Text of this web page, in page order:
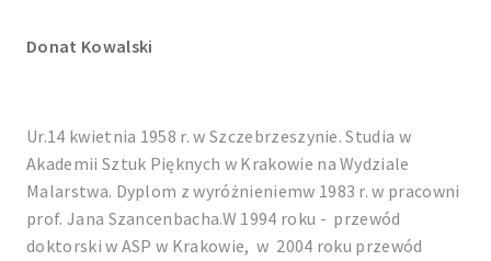
Donat Kowalski
Ur.14 kwietnia 1958 r. w Szczebrzeszynie. Studia w
Akademii Sztuk Pięknych w Krakowie na Wydziale
Malarstwa. Dyplom z wyróżnieniemw 1983 r. w pracowni
prof. Jana Szancenbacha.W 1994 roku - przewód
doktorski w ASP w Krakowie, w 2004 roku przewód